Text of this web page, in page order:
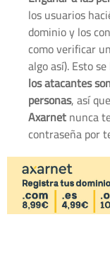
los usuarios
dominio y los
como verificar
algo así). Esto
los atacantes
personas, así
Axarnetnunca
contraseña por